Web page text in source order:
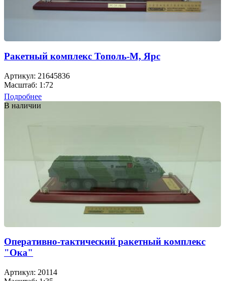
Ракетный комплекс Тополь-М, Ярс
Артикул: 21645836
Масштаб: 1:72
Подробнее
В наличии
Оперативно-тактический ракетный комплекс
"Ока"
Артикул: 20114